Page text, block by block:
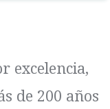
excelencia,
de 200 años